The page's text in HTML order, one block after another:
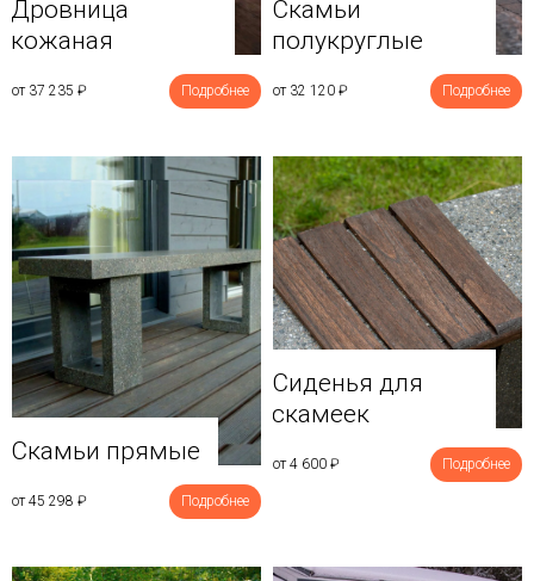
Дровница
кожаная
от 37 235 ₽ Подробнее
Скамьи
полукруглые
от 32 120 ₽ Подробнее
Скамьи прямые
от 45 298 ₽ Подробнее
Сиденья для
скамеек
от 4 600 ₽ Подробнее